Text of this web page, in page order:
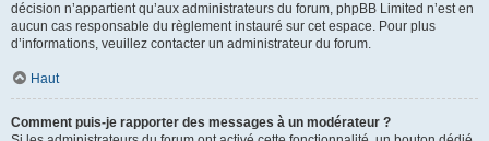
décision n’appartient qu’aux administrateurs du forum, phpBB Limited n’est en
aucun cas responsable du règlement instauré sur cet espace. Pour plus
d’informations, veuillez contacter un administrateur du forum.
Haut
Comment puis-je rapporter des messages à un modérateur ?